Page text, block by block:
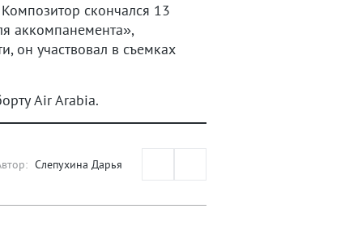
скончался 13
аккомпанемента»,
он участвовал в съемках
Air Arabia.
Слепухина Дарья